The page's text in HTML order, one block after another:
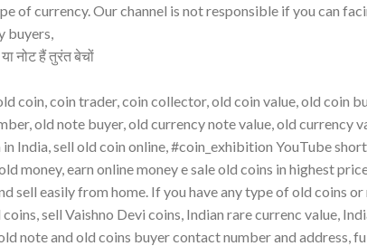
of currency. Our channel is not responsible if you can
buyers,
नोट हैं तुरंत बेचों
coin, coin trader, coin collector, old coin value, old coin
old note buyer, old currency note value, old currency
India, sell old coin online, #coin_exhibition YouTube
money, earn online money e sale old coins in highest
sell easily from home. If you have any type of old coins
sell Vaishno Devi coins, Indian rare currenc value,
note and old coins buyer contact number and address,